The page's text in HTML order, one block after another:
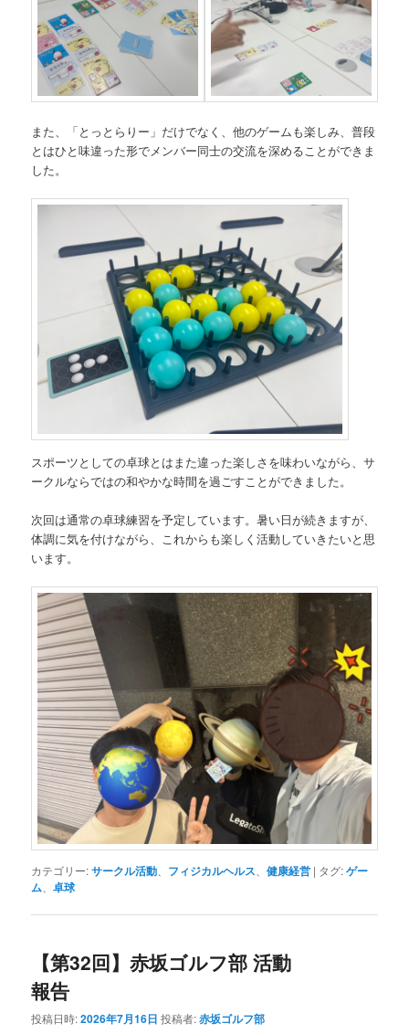
また、「とっとらりー」だけでなく、他のゲームも楽しみ、普段
とはひと味違った形でメンバー同士の交流を深めることができま
した。
スポーツとしての卓球とはまた違った楽しさを味わいながら、サ
ークルならではの和やかな時間を過ごすことができました。
次回は通常の卓球練習を予定しています。暑い日が続きますが、
体調に気を付けながら、これからも楽しく活動していきたいと思
います。
カテゴリー:サークル活動 フィジカルヘルス 、健康経営 | タグ:ゲー
ム 、卓球
【第32回】赤坂ゴルフ部 活動
報告
投稿日時:2026年7月16日 投稿者:赤坂ゴルフ部